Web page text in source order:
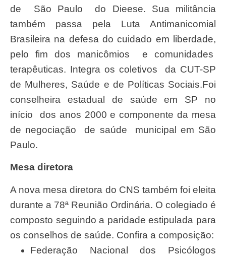
de São Paulo do Dieese. Sua militância
também passa pela Luta Antimanicomial
Brasileira na defesa do cuidado em liberdade,
pelo fim dos manicômios e comunidades
terapêuticas. Integra os coletivos da CUT-SP
de Mulheres, Saúde e de Políticas Sociais.Foi
conselheira estadual de saúde em SP no
início dos anos 2000 e componente da mesa
de negociação de saúde municipal em São
Paulo.
Mesa diretora
A nova mesa diretora do CNS também foi eleita
durante a 78ª Reunião Ordinária. O colegiado é
composto seguindo a paridade estipulada para
os conselhos de saúde. Confira a composição:
Federação Nacional dos Psicólogos